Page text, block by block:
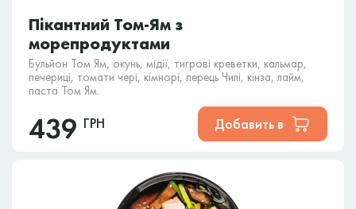
Пікантний Том-Ям з
морепродуктами
Бульйон Том Ям, окунь, мідії, тигрові креветки, кальмар,
печериці, томати чері, кімнорі, перець Чилі, кінза, лайм,
паста Том Ям.
439 ГРН Добавить в